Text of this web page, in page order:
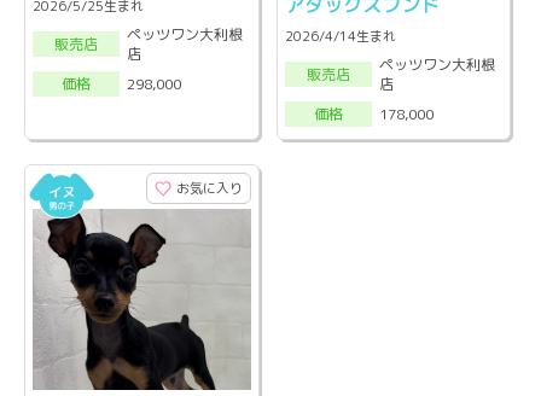
2026/5/25生まれ
販売店
ペッツワン大利根
店
価格
298,000
2026/4/14生まれ
販売店
ペッツワン大利根
店
価格
178,000
お気に入り